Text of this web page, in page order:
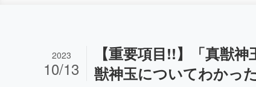
【重要項目!!】「真獣
獣神玉についてわかっ
2023
10/13